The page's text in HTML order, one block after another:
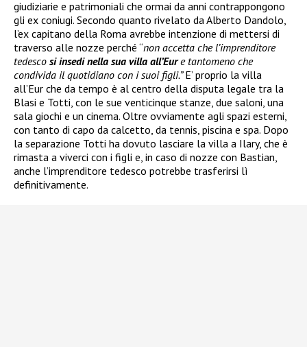
giudiziarie e patrimoniali che ormai da anni contrappongono
gli ex coniugi. Secondo quanto rivelato da Alberto Dandolo,
l’ex capitano della Roma avrebbe intenzione di mettersi di
traverso alle nozze perché “non accetta che l’imprenditore
tedesco si insedi nella sua villa all’Eure tantomeno che
condivida il quotidiano con i suoi figli.”E’ proprio la villa
all’Eur che da tempo è al centro della disputa legale tra la
Blasi e Totti, con le sue venticinque stanze, due saloni, una
sala giochi e un cinema. Oltre ovviamente agli spazi esterni,
con tanto di capo da calcetto, da tennis, piscina e spa. Dopo
la separazione Totti ha dovuto lasciare la villa a Ilary, che è
rimasta a viverci con i figli e, in caso di nozze con Bastian,
anche l’imprenditore tedesco potrebbe trasferirsi lì
definitivamente.